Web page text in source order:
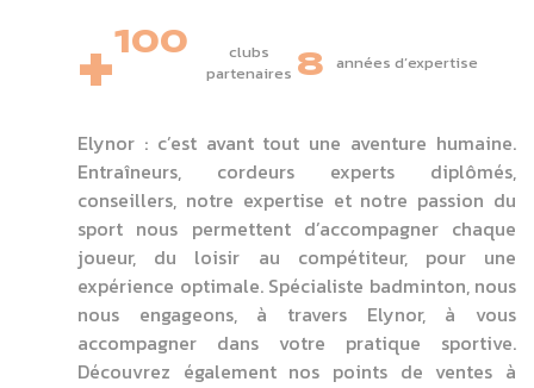
+100
clubs
partenaires 8 années d’expertise
Elynor : c’est avant tout une aventure humaine.
Entraîneurs, cordeurs experts diplômés,
conseillers, notre expertise et notre passion du
sport nous permettent d’accompagner chaque
joueur, du loisir au compétiteur, pour une
expérience optimale. Spécialiste badminton, nous
nous engageons, à travers Elynor, à vous
accompagner dans votre pratique sportive.
Découvrez également nos points de ventes à